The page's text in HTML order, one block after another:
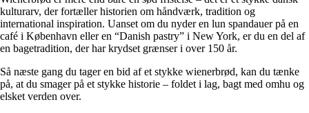
kulturarv, der fortæller historien om håndværk, tradition og
international inspiration. Uanset om du nyder en lun spandauer på en
café i København eller en “Danish pastry” i New York, er du en del af
en bagetradition, der har krydset grænser i over 150 år.
Så næste gang du tager en bid af et stykke wienerbrød, kan du tænke
på, at du smager på et stykke historie – foldet i lag, bagt med omhu og
elsket verden over.